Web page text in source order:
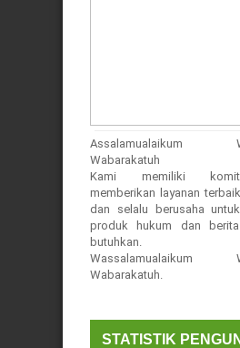
Assalamualaikum
Wabarakatuh
Kami memiliki
memberikan layanan
dan selalu berusaha
produk hukum dan
butuhkan.
Wassalamualaikum
Wabarakatuh.
STATISTIK